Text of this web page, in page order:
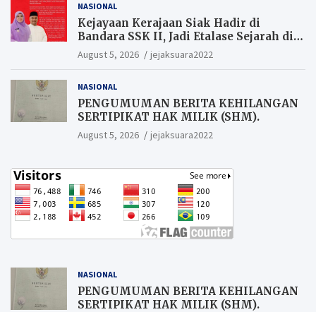
NASIONAL
Kejayaan Kerajaan Siak Hadir di
Bandara SSK II, Jadi Etalase Sejarah di
Gerbang Riau
August 5, 2026 jejaksuara2022
NASIONAL
PENGUMUMAN BERITA KEHILANGAN
SERTIPIKAT HAK MILIK (SHM).
August 5, 2026 jejaksuara2022
NASIONAL
PENGUMUMAN BERITA KEHILANGAN
SERTIPIKAT HAK MILIK (SHM).